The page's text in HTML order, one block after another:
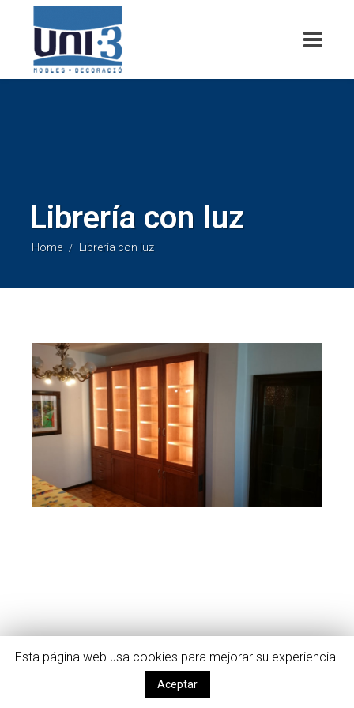
Librería con luz
Home / Librería con luz
Esta página web usa cookies para mejorar su experiencia.
Aceptar